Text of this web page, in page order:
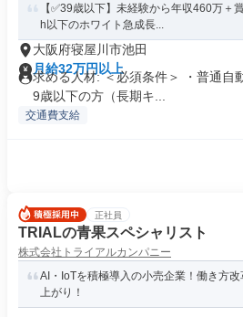
【✅39歳以下】未経験から年収460万＋
h以下のホワイト急成長...
大阪府寝屋川市池田
月給32万円以上
求める人材: ＜必須条件＞ ・普通自
9歳以下の方（長期キ...
交通費支給
正社員
TRIALの青果スペシャリスト
株式会社トライアルカンパニー
AI・IoTを積極導入の小売企業！働き方
上がり！